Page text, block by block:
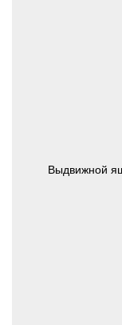
Выдвижной